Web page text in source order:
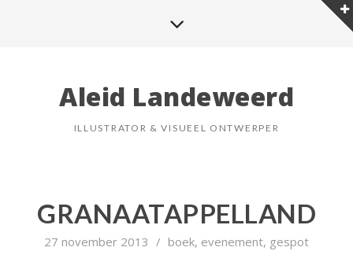
Aleid Landeweerd
ILLUSTRATOR & VISUEEL ONTWERPER
GRANAATAPPELLAND
27 november 2013 / boek, evenement, gespot